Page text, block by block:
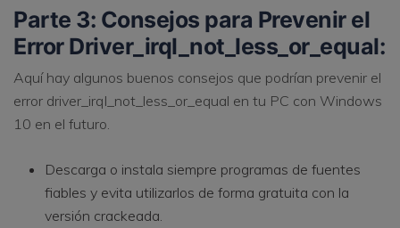
Parte 3: Consejos para Prevenir el
Error Driver_irql_not_less_or_equal:
Aquí hay algunos buenos consejos que podrían prevenir el
error driver_irql_not_less_or_equal en tu PC con Windows
10 en el futuro.
Descarga o instala siempre programas de fuentes
fiables y evita utilizarlos de forma gratuita con la
versión crackeada.